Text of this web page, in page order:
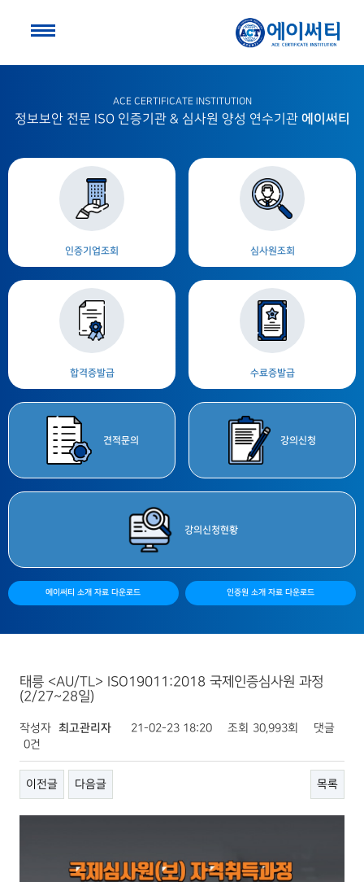
ACE CERTIFICATE INSTITUTION
정보보안 전문 ISO 인증기관 & 심사원 양성 연수기관 에이써티
인증기업조회 심사원조회
합격증발급 수료증발급
견적문의 강의 신청
강의 신청현황
에이써티 소개 자료 다운로드 인증원 소개 자료 다운로드
태릉 <AU/TL> ISO19011:2018 국제인증심사원 과정
(2/27~28일)
작성자 최고관리자 21-02-23 18:20 조회 30,993회
댓글
0건
이전글 다음글 목록